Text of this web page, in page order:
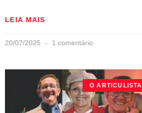
LEIA MAIS
20/07/2025 1 comentário
O ARTICULISTA